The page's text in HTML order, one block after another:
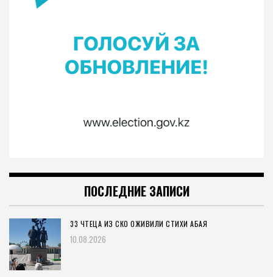
ПОСЛЕДНИЕ ЗАПИСИ
33 ЧТЕЦА ИЗ СКО ОЖИВИЛИ СТИХИ АБАЯ
10.08.2026